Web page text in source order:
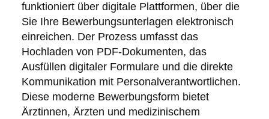
funktioniert über digitale Plattformen, über die
Sie Ihre Bewerbungsunterlagen elektronisch
einreichen. Der Prozess umfasst das
Hochladen von PDF-Dokumenten, das
Ausfüllen digitaler Formulare und die direkte
Kommunikation mit Personalverantwortlichen.
Diese moderne Bewerbungsform bietet
Ärztinnen, Ärzten und medizinischem